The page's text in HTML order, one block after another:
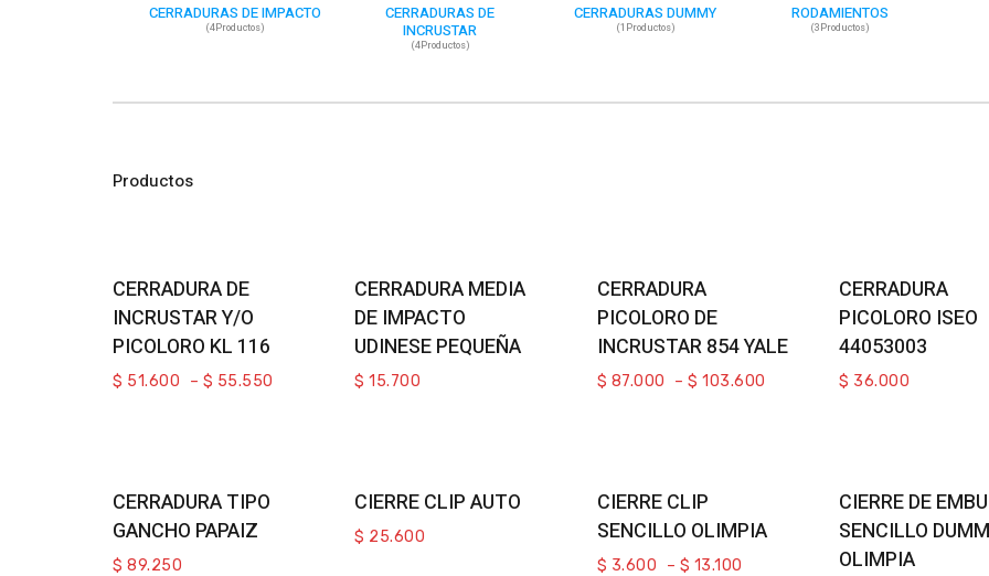
CERRADURAS DE IMPACTO
(4Productos)
CERRADURAS DE
INCRUSTAR
(4Productos)
CERRADURAS DUMMY
(1Productos)
RODAMIENTOS
(3Productos)
Productos
Select Options
CERRADURA DE
INCRUSTAR Y/O
PICOLORO KL 116
$ 51.600 – $ 55.550
Select Options
CERRADURA MEDIA
DE IMPACTO
UDINESE PEQUEÑA
$ 15.700
Select Options
CERRADURA
PICOLORO DE
INCRUSTAR 854 YALE
$ 87.000 –$ 103.600
Read More
CERRADURA
PICOLORO ISEO
44053003
$ 36.000
Add To Cart
CERRADURA TIPO
GANCHO PAPAIZ
$ 89.250
Add To Cart
CIERRE CLIP AUTO
$ 25.600
Select Options
CIERRE CLIP
SENCILLO OLIMPIA
$ 3.600 – $ 13.100
Select
CIERRE DE
SENCILLO
OLIMPIA